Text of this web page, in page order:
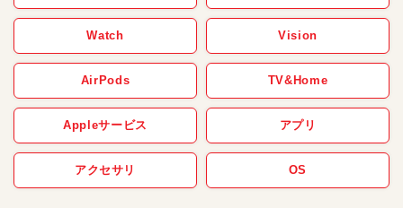
Watch Vision
AirPods TV&Home
Appleサービス アプリ
アクセサリ OS